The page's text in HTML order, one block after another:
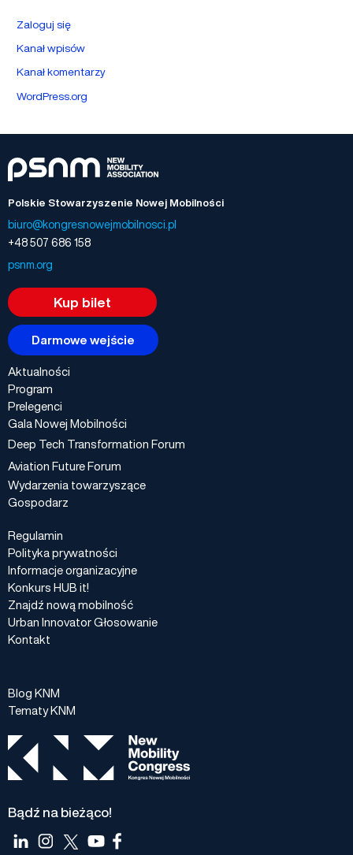
Zaloguj się
Kanał wpisów
Kanał komentarzy
WordPress.org
Polskie Stowarzyszenie Nowej Mobilności
biuro@kongresnowejmobilnosci.pl
+48 507 686 158
psnm.org
Kup bilet
Darmowe wejście
Aktualności
Program
Prelegenci
Gala Nowej Mobilności
Deep Tech Transformation Forum
Aviation Future Forum
Wydarzenia towarzyszące
Gospodarz
Regulamin
Polityka prywatności
Informacje organizacyjne
Konkurs HUB it!
Znajdź nową mobilność
Urban Innovator Głosowanie
Kontakt
Blog KNM
Tematy KNM
Bądź na bieżąco!